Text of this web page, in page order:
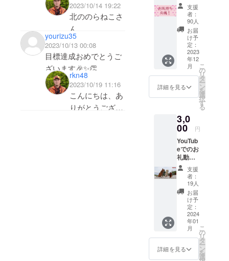
名をいただきた
いです。
コチラの法人ス
ポンサー様のプ
レートは1枚に
複数の会社名も
しくは屋号が載
りますので
発注後の修正は
扇風機をつけてあげた
いのですが、
みなさんいかがでしょ
う？
北ののらねこ
2023/10/14 19:22
北ののらねこさ
ん
ご提案ありがと
うございます！
ネクストゴール
ということで、
扇風機と照明設
備の設置をした
いと思っていま
yourizu35
2023/10/13 00:08
目標達成おめでとうご
ざいます🎉✨👏
rkn48
2023/10/19 11:16
こんにちは、あ
りがとうござい
※ユーザー名
のrkn48は猟
犬48の略で
口1,000
円で応
援で
き、何
口でも
ご支援
頂けま
す。 “ぜ
ひ応援
した
い！”と
いう方
にオス
す。 ※
感謝
メール
をお届
けしま
す。
支援
者：
90人
お届
け予
定：
2023
年12
月
詳細を見る
こ
の
リ
タ
ー
ン
を
選
択
す
る
3,0
00 円
YouTub
eでのお
礼動画
内で、
テロッ
プで感
謝をお
伝えし
ます。
※お名前
掲載が
必要な
い方
は、“お
気持ち
支援
者：
19人
お届
け予
定：
2024
年01
月
詳細を見る
こ
の
リ
タ
ー
ン
を
選